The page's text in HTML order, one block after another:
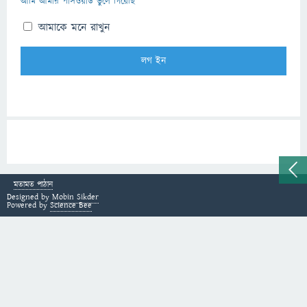
আমাকে মনে রাখুন
মতামত পাঠান
Designed by Mobin Sikder
Powered by Science Bee